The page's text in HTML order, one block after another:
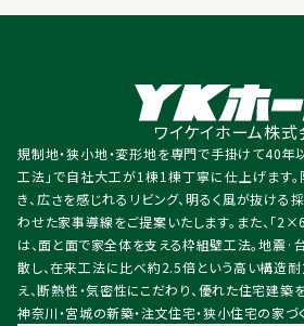
ワイケイホーム株式
規制地・狭小地・変形地を専門で手掛けて40年
工法」で自社大工が1棟1棟丁寧に仕上げます
き、広さを感じれるリビング、明るく風が抜ける
わせた家事導線をご提案いたします。また、「
は、面と面で家全体を支える枠組壁工法。地震
散し、在来工法に比べ約2.5倍という高い構造耐
え、断熱性・気密性にこだわり、優れた住宅建築
神奈川・宮城の新築・注文住宅・狭小住宅の家づ